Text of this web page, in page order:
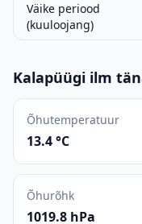
Väike periood
(kuuloojang)
Kalapüügi ilm
Õhutemperatuur
13.4 °C
Õhurõhk
1019.8 hPa